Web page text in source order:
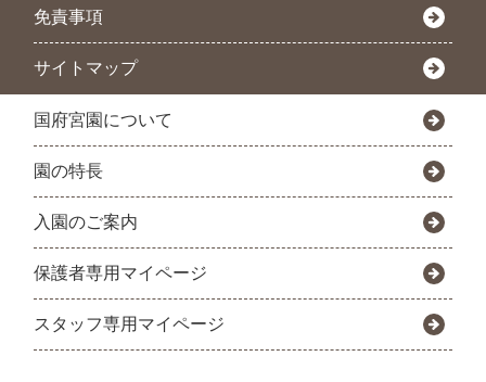
免責事項
サイトマップ
国府宮園について
園の特長
入園のご案内
保護者専用マイページ
スタッフ専用マイページ